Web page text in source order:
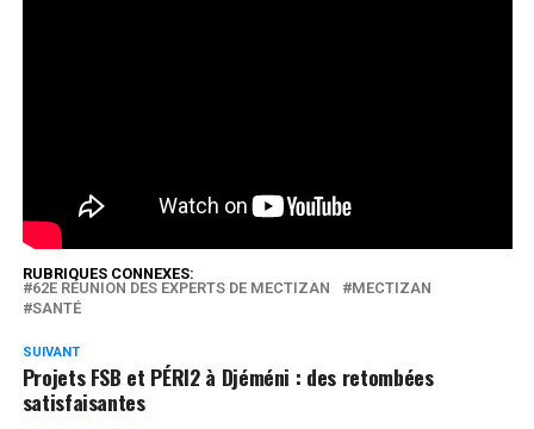
RUBRIQUES CONNEXES:
62E RÉUNION DES EXPERTS DE MECTIZAN
MECTIZAN
SANTÉ
SUIVANT
Projets FSB et PÉRI2 à Djéméni : des retombées
satisfaisantes